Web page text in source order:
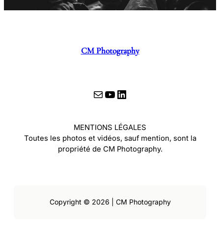
CM Photography
E-mail YouTube LinkedIn
MENTIONS LÉGALES
Toutes les photos et vidéos, sauf mention, sont la
propriété de CM Photography.
Copyright © 2026 | CM Photography